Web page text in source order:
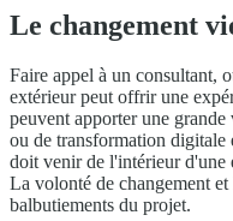
Le changement
Faire appel à un consultant,
extérieur peut offrir une
peuvent apporter une
ou de transformation digitale
doit venir de l'intérieur d'une
La volonté de changement et
balbutiements du projet.